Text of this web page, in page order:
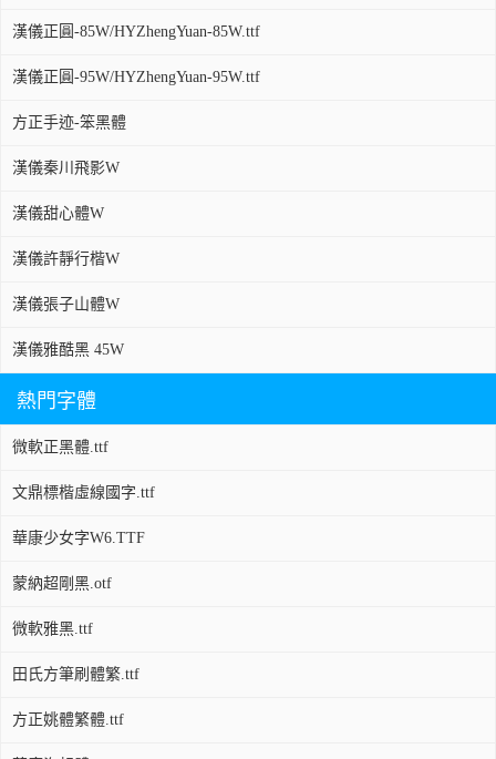
漢儀正圓-85W/HYZhengYuan-85W.ttf
漢儀正圓-95W/HYZhengYuan-95W.ttf
方正手迹-笨黑體
漢儀秦川飛影W
漢儀甜心體W
漢儀許靜行楷W
漢儀張子山體W
漢儀雅酷黑 45W
熱門字體
微軟正黑體.ttf
文鼎標楷虛線國字.ttf
華康少女字W6.TTF
蒙納超剛黑.otf
微軟雅黑.ttf
田氏方筆刷體繁.ttf
方正姚體繁體.ttf